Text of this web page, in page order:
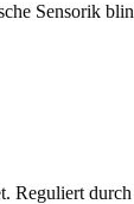
Sensorik